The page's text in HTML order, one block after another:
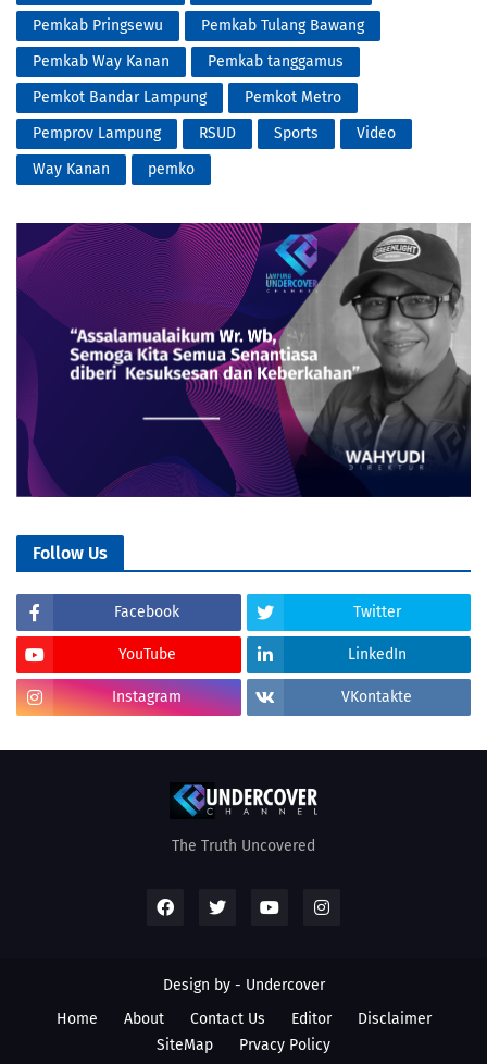
Pemkab Pringsewu
Pemkab Tulang Bawang
Pemkab Way Kanan
Pemkab tanggamus
Pemkot Bandar Lampung
Pemkot Metro
Pemprov Lampung
RSUD Sports
Video
Way Kanan
pemko
Follow Us
Facebook Twitter
YouTube LinkedIn
Instagram VKontakte
The Truth Uncovered
Design by - Undercover
Home
About Contact Us Editor
Disclaimer
SiteMap
Prvacy Policy